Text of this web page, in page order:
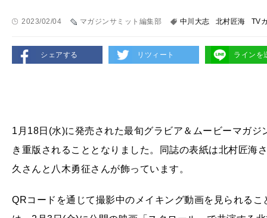
2023/02/04 マガジンサミット編集部 中川大志 北村匠海 TV
シェアする リツィート ラインを
1月18日(水)に発売された最旬グラビア＆ムービーマガ
き重版されることとなりました。同誌の表紙は北村匠海
久さんと八木勇征さんが飾っています。
QRコードを通じて撮影中のメイキング動画を見られる